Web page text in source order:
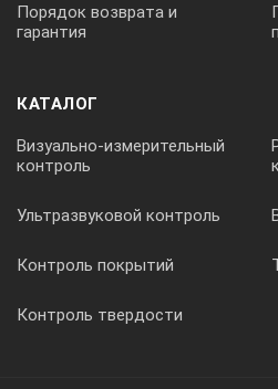
Порядок возврата и
гарантия
КАТАЛОГ
Визуально-измерительный
контроль
Ультразвуковой контроль
Контроль покрытий
Контроль твердости